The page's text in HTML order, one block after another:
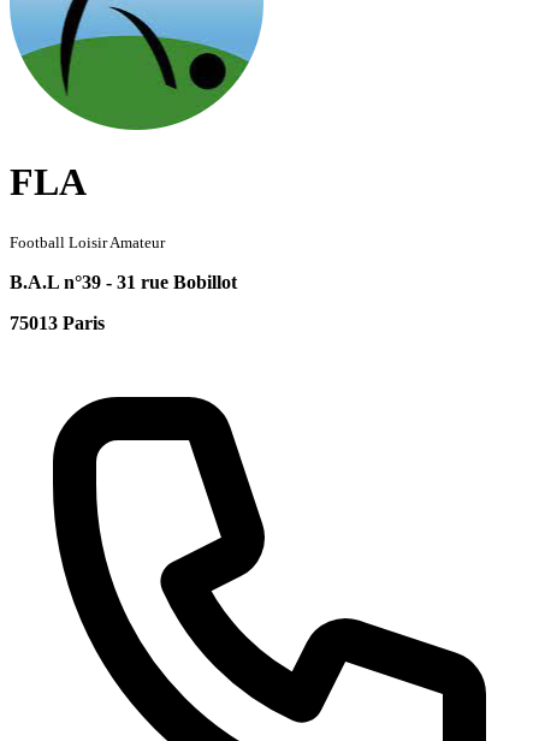
FLA
Football Loisir Amateur
B.A.L n°39 - 31 rue Bobillot
75013 Paris